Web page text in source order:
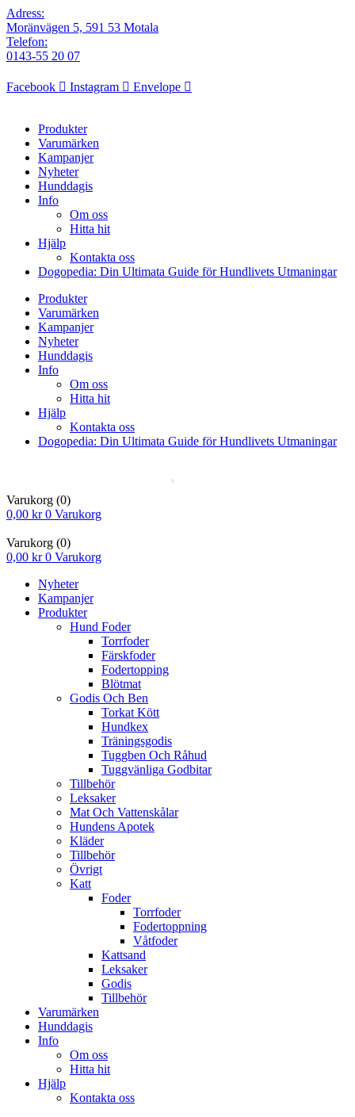
Adress:
Moränvägen 5, 591 53 Motala
Telefon:
0143-55 20 07
Facebook Instagram Envelope
Produkter
Varumärken
Kampanjer
Nyheter
Hunddagis
Info
Om oss
Hitta hit
Hjälp
Kontakta oss
Dogopedia: Din Ultimata Guide för Hundlivets Utmaningar
Produkter
Varumärken
Kampanjer
Nyheter
Hunddagis
Info
Om oss
Hitta hit
Hjälp
Kontakta oss
Dogopedia: Din Ultimata Guide för Hundlivets Utmaningar
Varukorg (0)
0,00 kr 0 Varukorg
Varukorg (0)
0,00 kr 0 Varukorg
Nyheter
Kampanjer
Produkter
Hund Foder
Torrfoder
Färskfoder
Fodertopping
Blötmat
Godis Och Ben
Torkat Kött
Hundkex
Träningsgodis
Tuggben Och Råhud
Tuggvänliga Godbitar
Tillbehör
Leksaker
Mat Och Vattenskålar
Hundens Apotek
Kläder
Tillbehör
Övrigt
Katt
Foder
Torrfoder
Fodertoppning
Våtfoder
Kattsand
Leksaker
Godis
Tillbehör
Varumärken
Hunddagis
Info
Om oss
Hitta hit
Hjälp
Kontakta oss